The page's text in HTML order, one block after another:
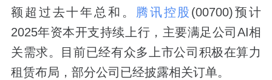
额超过去十年总和。 腾讯控股 (00700)预计
2025年资本开支持续上行，主要满足公司AI相
关需求。目前已经有众多上市公司积极在算力
租赁布局，部分公司已经披露相关订单。